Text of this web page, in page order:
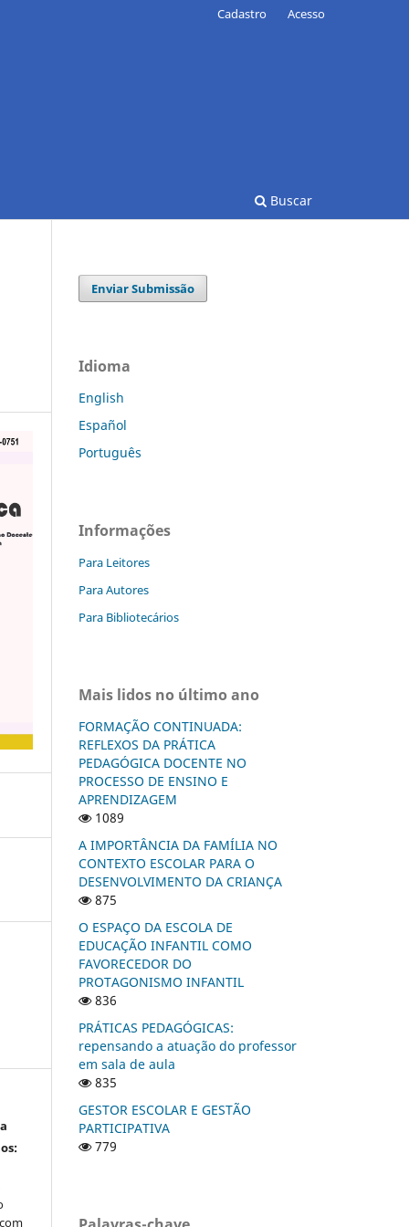
Buscar
Cadastro Acesso
Enviar Submissão
Idioma
English
Español
Português
Informações
Para Leitores
Para Autores
Para Bibliotecários
Mais lidos no último ano
FORMAÇÃO CONTINUADA:
REFLEXOS DA PRÁTICA
PEDAGÓGICA DOCENTE NO
PROCESSO DE ENSINO E
APRENDIZAGEM
1089
A IMPORTÂNCIA DA FAMÍLIA NO
CONTEXTO ESCOLAR PARA O
DESENVOLVIMENTO DA CRIANÇA
875
O ESPAÇO DA ESCOLA DE
EDUCAÇÃO INFANTIL COMO
FAVORECEDOR DO
PROTAGONISMO INFANTIL
836
PRÁTICAS PEDAGÓGICAS:
repensando a atuação do professor
em sala de aula
835
GESTOR ESCOLAR E GESTÃO
PARTICIPATIVA
779